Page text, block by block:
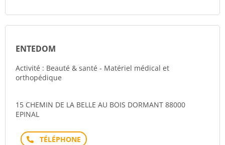
ENTEDOM
Activité : Beauté & santé - Matériel médical et
orthopédique
15 CHEMIN DE LA BELLE AU BOIS DORMANT 88000
EPINAL
Téléphone